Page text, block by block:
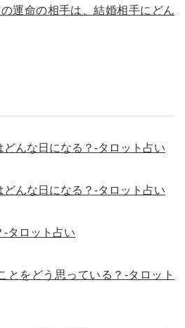
運命の相手は、結婚相手にどん
どんな日になる？-タロット占い
どんな日になる？-タロット占い
-タロット占い
とをどう思っている？-タロット